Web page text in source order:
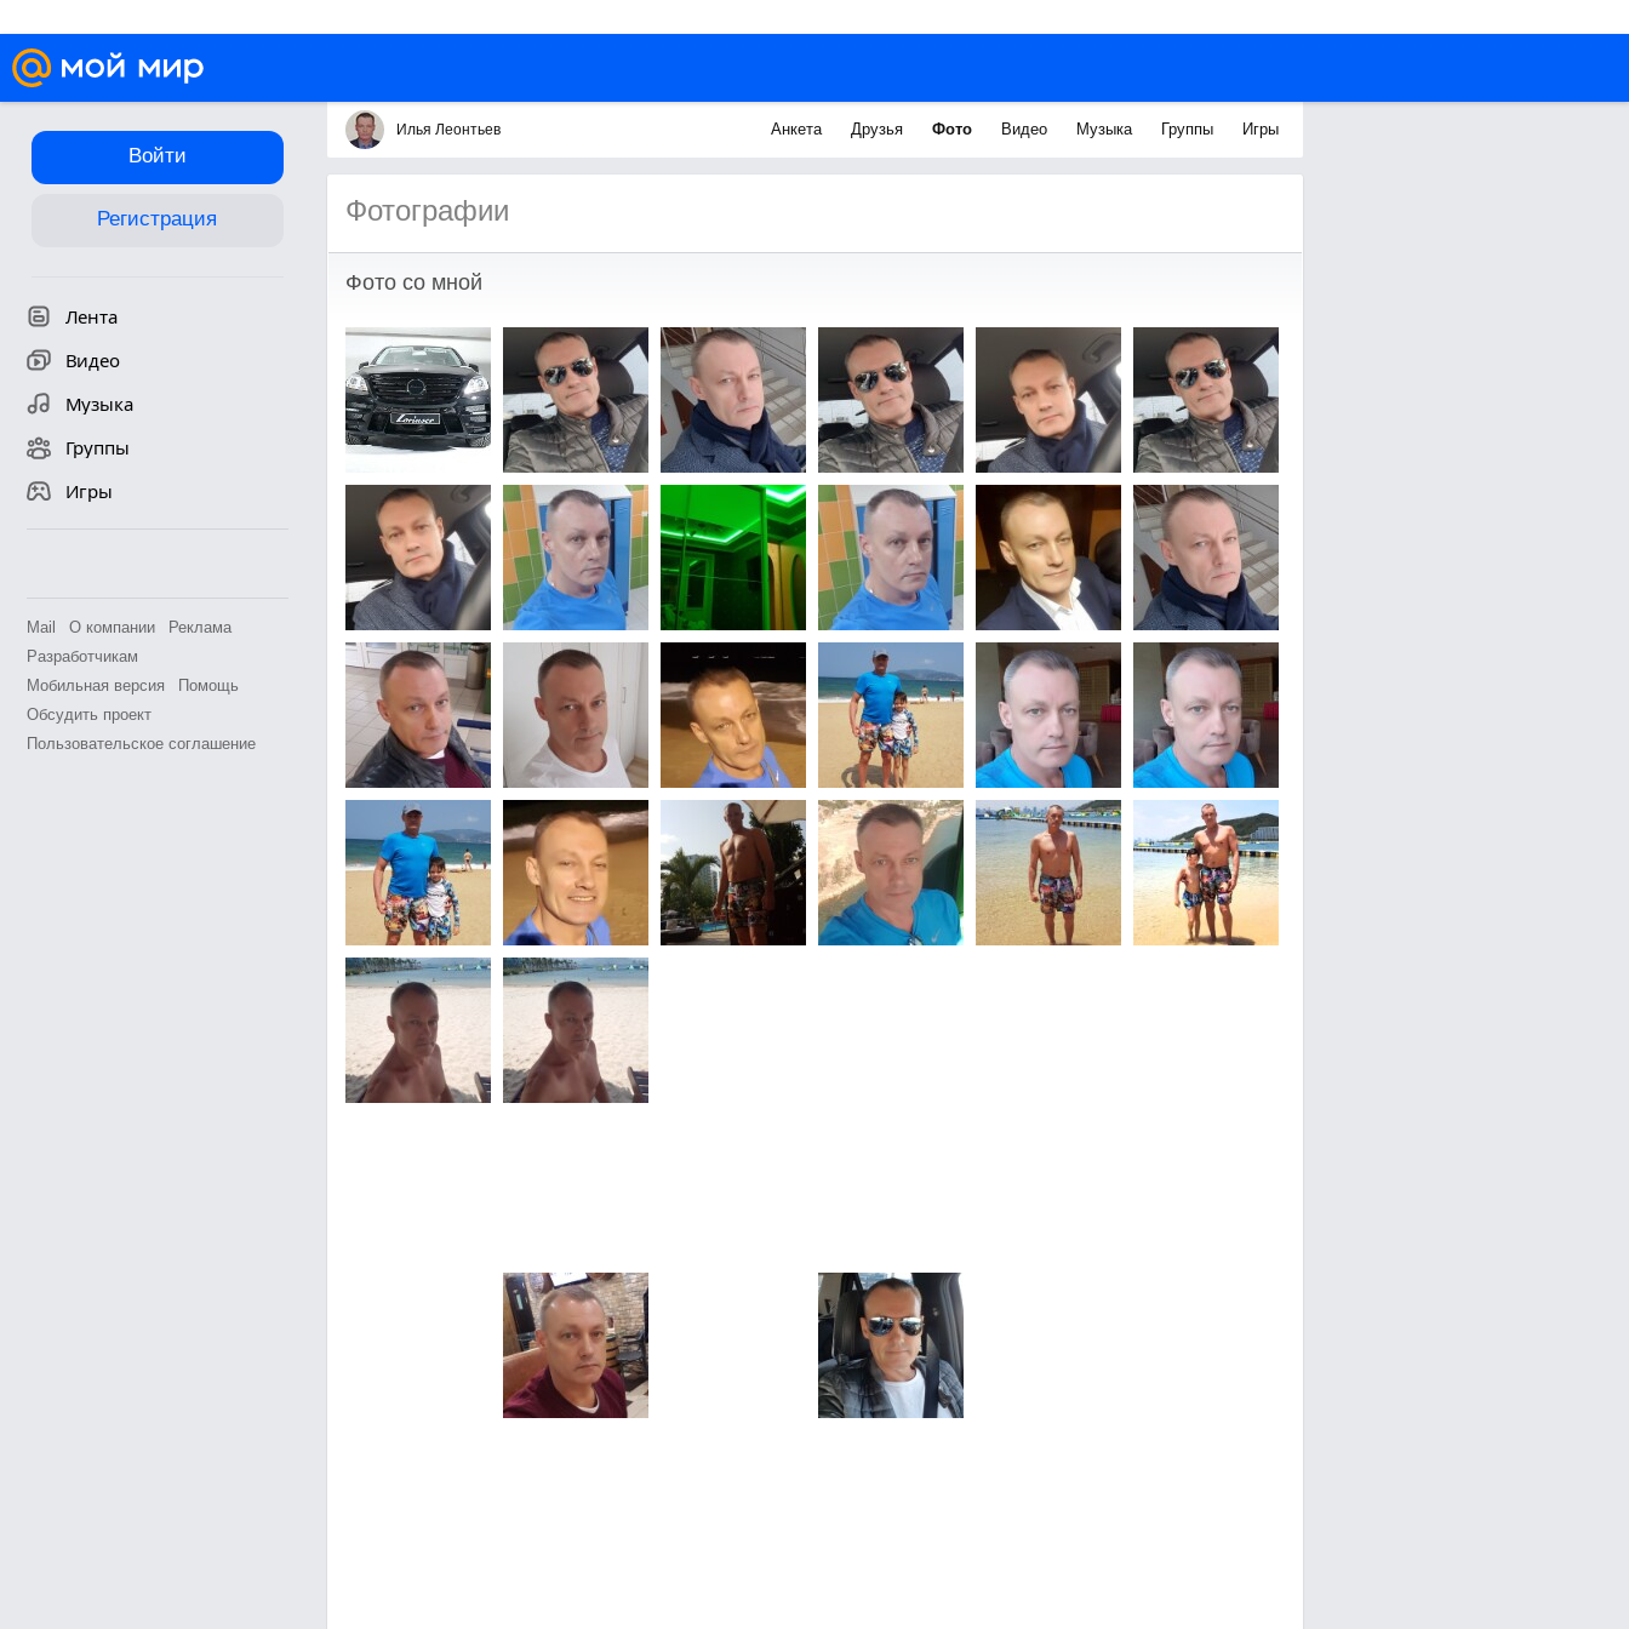
Войти
Регистрация
Лента
Видео
Музыка
Группы
Игры
Mail О компании
Реклама
Разработчикам
Мобильная версия
Помощь
Обсудить проект
Пользовательское соглашение
Илья Леонтьев Анкета Друзья Фото Видео Музыка Группы Игры
Фотографии
Фото со мной